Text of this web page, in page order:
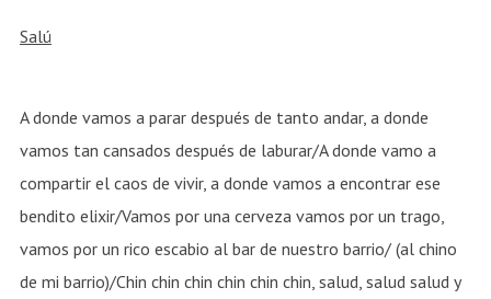
Salú
A donde vamos a parar después de tanto andar, a donde
vamos tan cansados después de laburar/A donde vamo a
compartir el caos de vivir, a donde vamos a encontrar ese
bendito elixir/Vamos por una cerveza vamos por un trago,
vamos por un rico escabio al bar de nuestro barrio/ (al chino
de mi barrio)/Chin chin chin chin chin chin, salud, salud salud y